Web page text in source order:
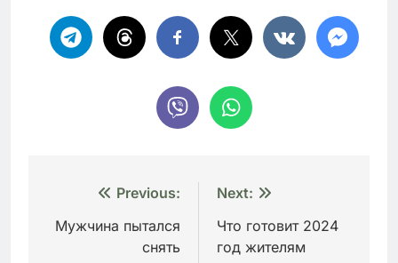
Навигация
по
Previous:
Мужчина пытался
снять
Next:
Что готовит 2024
год жителям